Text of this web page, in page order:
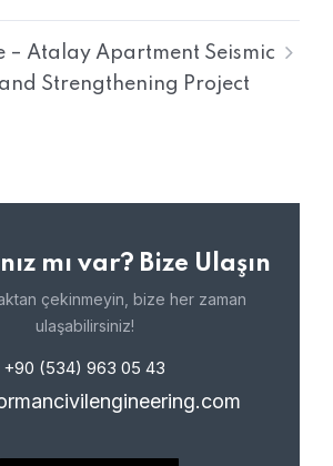
– Atalay Apartment Seismic
Strengthening Project
mı var? Bize Ulaşın
çekinmeyin, bize her zaman
ulaşabilirsiniz!
+90 (534) 963 05 43